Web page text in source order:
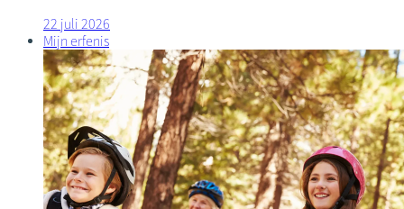
22 juli 2026
Mijn erfenis